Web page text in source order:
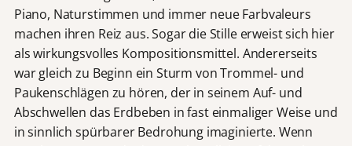
Piano, Naturstimmen und immer neue Farbvaleurs
machen ihren Reiz aus. Sogar die Stille erweist sich hier
als wirkungsvolles Kompositionsmittel. Andererseits
war gleich zu Beginn ein Sturm von Trommel- und
Paukenschlägen zu hören, der in seinem Auf- und
Abschwellen das Erdbeben in fast einmaliger Weise und
in sinnlich spürbarer Bedrohung imaginierte. Wenn